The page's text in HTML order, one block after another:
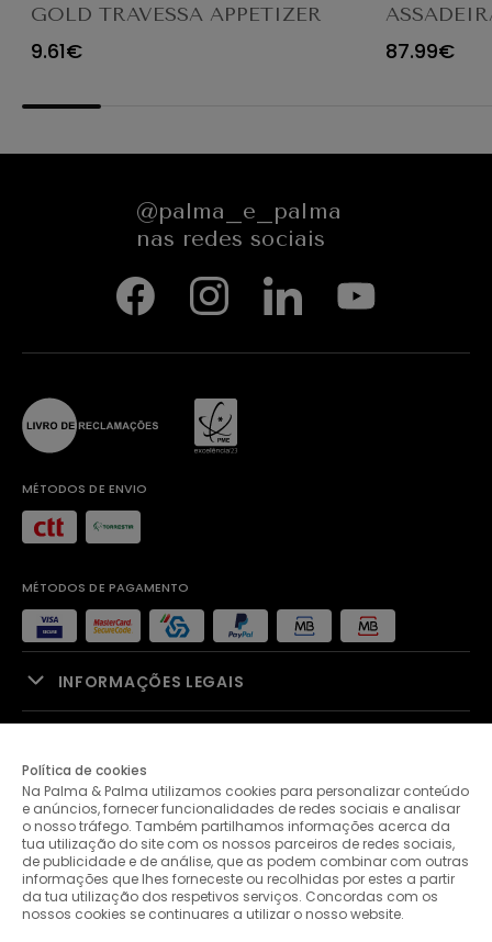
GOLD TRAVESSA APPETIZER
Ø23X12CM
9.61€
654545
87.99€
@palma_e_palma
nas redes sociais
MÉTODOS DE ENVIO
MÉTODOS DE PAGAMENTO
INFORMAÇÕES LEGAIS
PALMA & PALMA
APOIO AO CLIENTE
CONTACTOS
Política de cookies
Na Palma & Palma utilizamos cookies para personalizar conteúdo
e anúncios, fornecer funcionalidades de redes sociais e analisar
o nosso tráfego. Também partilhamos informações acerca da
tua utilização do site com os nossos parceiros de redes sociais,
de publicidade e de análise, que as podem combinar com outras
informações que lhes forneceste ou recolhidas por estes a partir
da tua utilização dos respetivos serviços. Concordas com os
nossos cookies se continuares a utilizar o nosso website.